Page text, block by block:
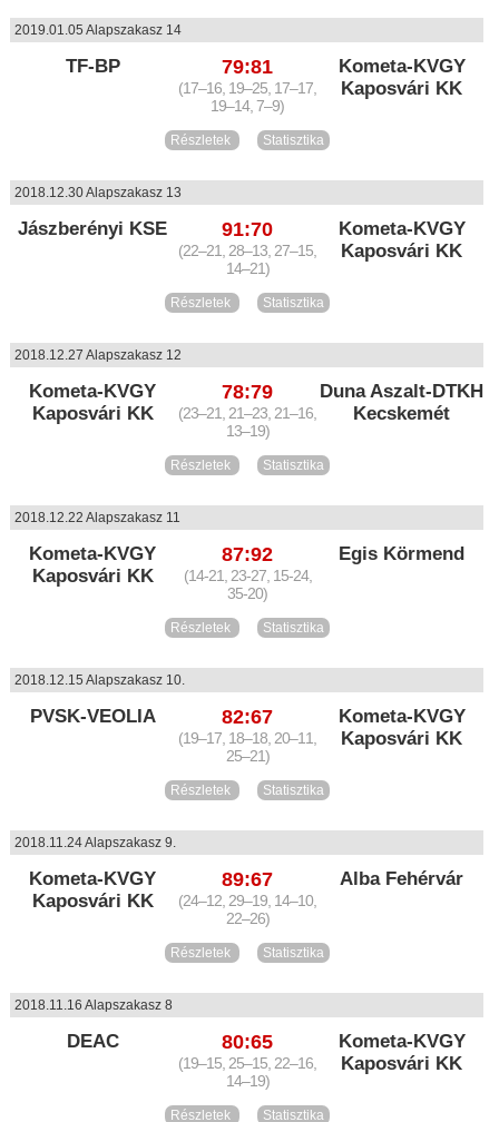
2019.01.05 Alapszakasz 14
TF-BP 79:81
(17–16, 19–25, 17–17,
19–14, 7–9)
Kometa-KVGY
Kaposvári KK
Részletek Statisztika
2018.12.30 Alapszakasz 13
Jászberényi KSE 91:70
(22–21, 28–13, 27–15,
14–21)
Kometa-KVGY
Kaposvári KK
Részletek Statisztika
2018.12.27 Alapszakasz 12
Kometa-KVGY
Kaposvári KK
78:79
(23–21, 21–23, 21–16,
13–19)
Duna Aszalt-DTKH
Kecskemét
Részletek Statisztika
2018.12.22 Alapszakasz 11
Kometa-KVGY
Kaposvári KK
87:92
(14-21, 23-27, 15-24,
35-20)
Egis Körmend
Részletek Statisztika
2018.12.15 Alapszakasz 10.
PVSK-VEOLIA 82:67
(19–17, 18–18, 20–11,
25–21)
Kometa-KVGY
Kaposvári KK
Részletek Statisztika
2018.11.24 Alapszakasz 9.
Kometa-KVGY
Kaposvári KK
89:67
(24–12, 29–19, 14–10,
22–26)
Alba Fehérvár
Részletek Statisztika
2018.11.16 Alapszakasz 8
DEAC 80:65
(19–15, 25–15, 22–16,
14–19)
Kometa-KVGY
Kaposvári KK
Részletek Statisztika